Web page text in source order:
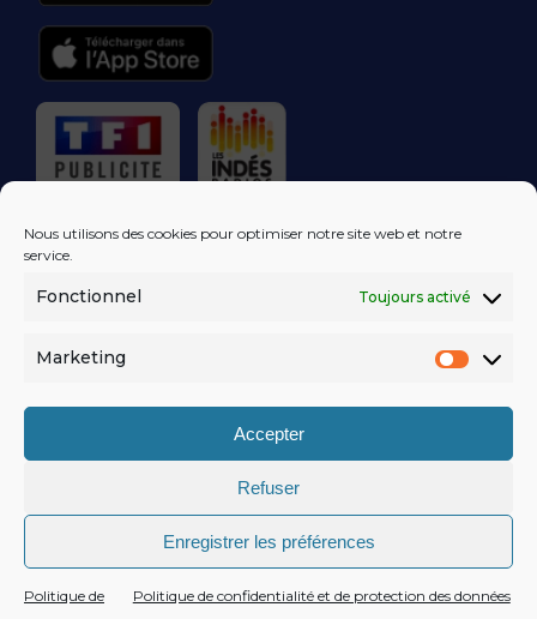
Nous utilisons des cookies pour optimiser notre site web et notre
service.
Fonctionnel Toujours activé
Marketing
Accepter
Refuser
Enregistrer les préférences
Politique de
Politique de confidentialité et de protection des données
RÉGIE PUBLICITAIRE
LES EXCLUS
DANS VOTRE
MENTIONS LÉGALES
POLITIQUE DE CONFIDENTIALITÉ
AGENCE EQUINOXAL